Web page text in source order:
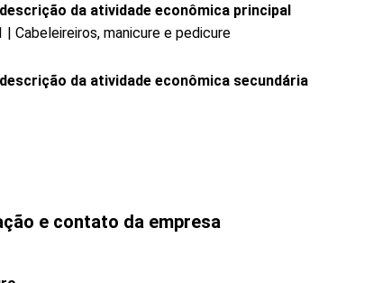
da atividade econômica principal
Cabeleireiros, manicure e pedicure
da atividade econômica secundária
e contato da empresa